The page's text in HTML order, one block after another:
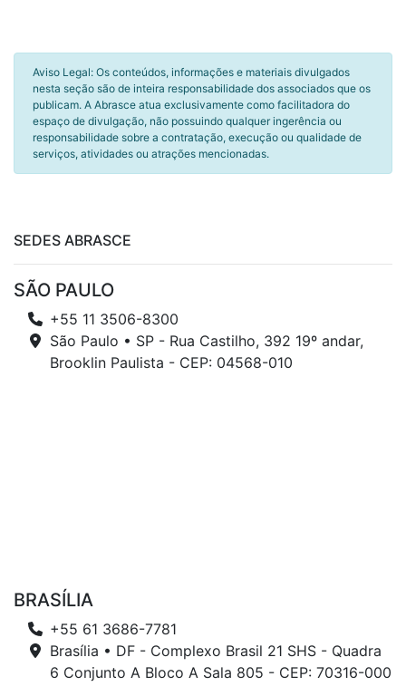
Aviso Legal: Os conteúdos, informações e materiais divulgados
nesta seção são de inteira responsabilidade dos associados que os
publicam. A Abrasce atua exclusivamente como facilitadora do
espaço de divulgação, não possuindo qualquer ingerência ou
responsabilidade sobre a contratação, execução ou qualidade de
serviços, atividades ou atrações mencionadas.
SEDES ABRASCE
SÃO PAULO
+55 11 3506-8300
São Paulo • SP - Rua Castilho, 392 19º andar,
Brooklin Paulista - CEP: 04568-010
BRASÍLIA
+55 61 3686-7781
Brasília • DF - Complexo Brasil 21 SHS - Quadra
6 Conjunto A Bloco A Sala 805 - CEP: 70316-000